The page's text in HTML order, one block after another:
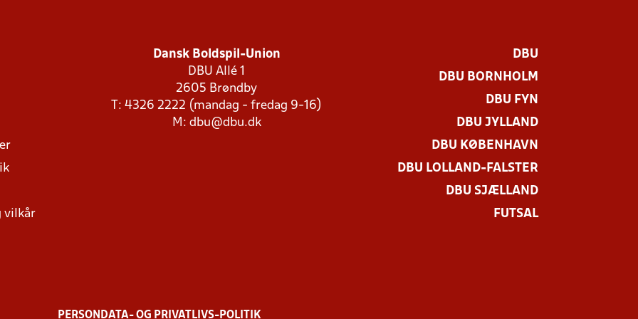
vilkår
Dansk Boldspil-Union
DBU Allé 1
2605 Brøndby
T: 4326 2222 (mandag - fredag 9-16)
M: dbu@dbu.dk
DBU
DBU BORNHOLM
DBU FYN
DBU JYLLAND
DBU KØBENHAVN
DBU LOLLAND-FALSTER
DBU SJÆLLAND
FUTSAL
PERSONDATA- OG PRIVATLIVS-POLITIK